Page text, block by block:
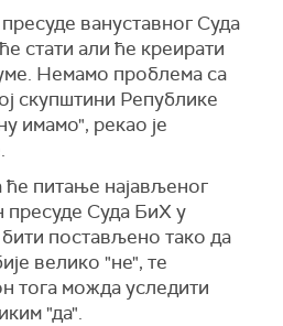
вануставног Суда
стати али ће креирати
Немамо проблема са
скупштини Републике
имамо", рекао је
ће питање најављеног
Суда БиХ у
постављено тако да
велико "не", те
тога можда уследити
"да".